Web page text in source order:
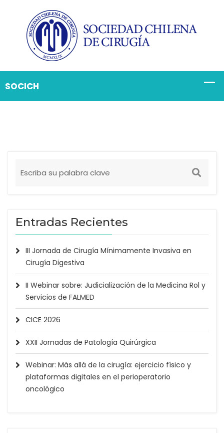
Entradas Recientes
III Jornada de Cirugía Mínimamente Invasiva en
Cirugía Digestiva
II Webinar sobre: Judicialización de la Medicina Rol y
Servicios de FALMED
CICE 2026
XXII Jornadas de Patología Quirúrgica
Webinar: Más allá de la cirugía: ejercicio físico y
plataformas digitales en el perioperatorio
oncológico